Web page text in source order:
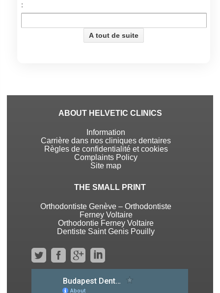
:
ABOUT HELVETIC CLINICS
Information
Carrière dans nos cliniques dentaires
Règles de confidentialité et cookies
Complaints Policy
Site map
THE SMALL PRINT
Orthodontiste Genève – Orthodontiste
Ferney Voltaire
Orthodontie Ferney Voltaire
Dentiste Saint Genis Pouilly